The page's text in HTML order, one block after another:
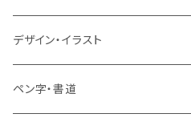
パッケージプラン
デザイン・イラスト
ペン字・書道